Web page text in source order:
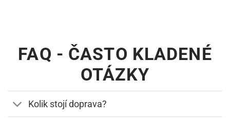
FAQ - ČASTO KLADENÉ
OTÁZKY
Kolik stojí doprava?